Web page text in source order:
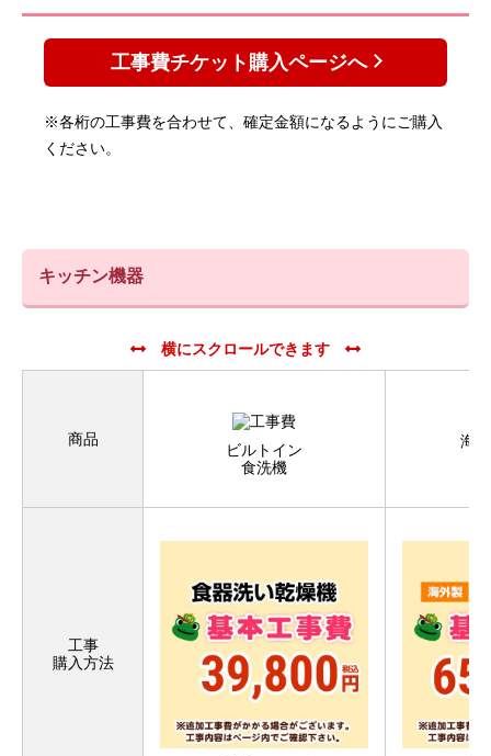
工事費チケット購入ページへ
※各桁の工事費を合わせて、確定金額になるようにご購入
ください。
キッチン機器
商品
ビルトイン
食洗機
海
工事
購入方法